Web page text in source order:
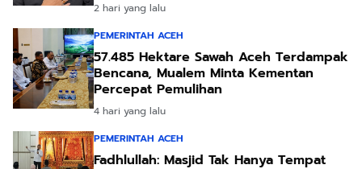
2 hari yang lalu
PEMERINTAH ACEH
57.485 Hektare Sawah Aceh Terdampak
Bencana, Mualem Minta Kementan
Percepat Pemulihan
4 hari yang lalu
PEMERINTAH ACEH
Fadhlullah: Masjid Tak Hanya Tempat